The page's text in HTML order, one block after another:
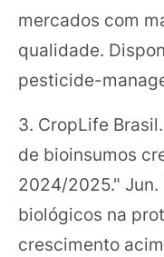
mercados com
qualidade.
pesticide-
3. CropLife
de bioinsumos
2024/2025."
biológicos na
crescimento